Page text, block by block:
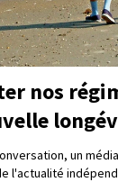
nos
un
l'actualité